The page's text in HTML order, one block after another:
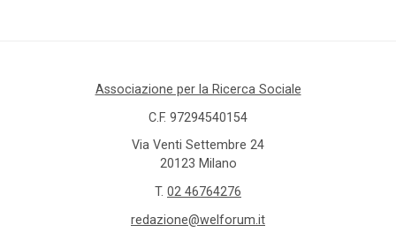
Associazione per la Ricerca Sociale
C.F. 97294540154
Via Venti Settembre 24
20123 Milano
T. 02 46764276
redazione@welforum.it